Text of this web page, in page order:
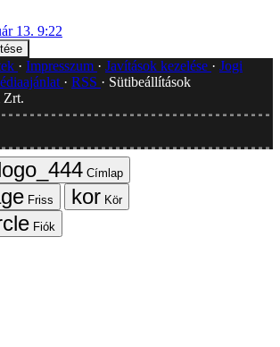
13. 9:22
Impresszum Javítások kezelése
Jogi
RSS
Sütibeállítások
Zrt.
Címlap
Friss
Kör
Fiók